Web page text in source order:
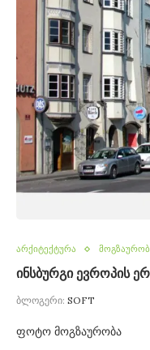
არქიტექტურა
ინსბურგი ევროპის
ბლოგერი: SOFT
ფოტო მოგზაურობა